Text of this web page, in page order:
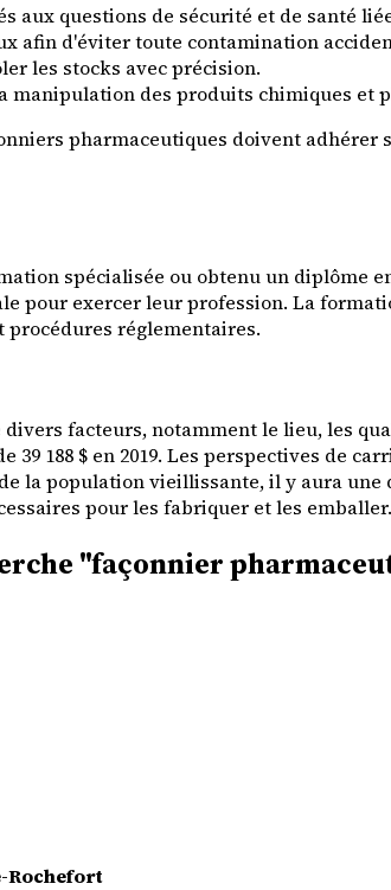
aux questions de sécurité et de santé
afin d'éviter toute contamination
les stocks avec précision.
des produits chimiques et
pharmaceutiques doivent
spécialisée ou obtenu un diplôme
pour exercer leur profession. La
réglementaires.
facteurs, notamment le lieu, les
188 $ en 2019. Les perspectives de
la population vieillissante, il y aura
pour les fabriquer et les emballer.
"façonnier
Rochefort